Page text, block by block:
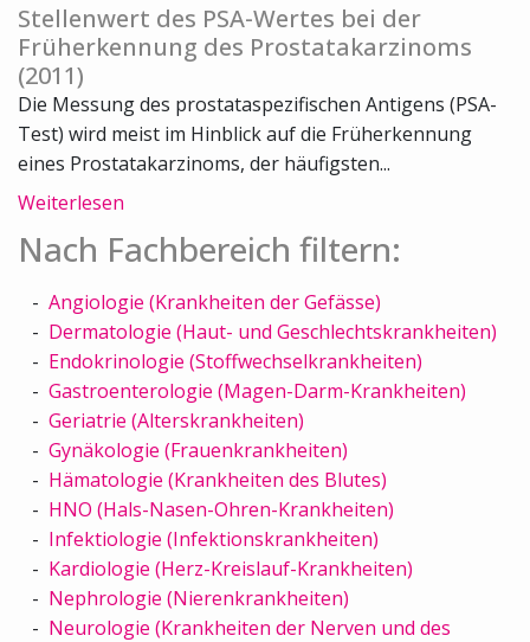
Stellenwert des PSA-Wertes bei der
Früherkennung des Prostatakarzinoms
(2011)
Die Messung des prostataspezifischen Antigens (PSA-
Test) wird meist im Hinblick auf die Früherkennung
eines Prostatakarzinoms, der häufigsten...
Weiterlesen
Nach Fachbereich filtern:
Angiologie (Krankheiten der Gefässe)
Dermatologie (Haut- und Geschlechtskrankheiten)
Endokrinologie (Stoffwechselkrankheiten)
Gastroenterologie (Magen-Darm-Krankheiten)
Geriatrie (Alterskrankheiten)
Gynäkologie (Frauenkrankheiten)
Hämatologie (Krankheiten des Blutes)
HNO (Hals-Nasen-Ohren-Krankheiten)
Infektiologie (Infektionskrankheiten)
Kardiologie (Herz-Kreislauf-Krankheiten)
Nephrologie (Nierenkrankheiten)
Neurologie (Krankheiten der Nerven und des